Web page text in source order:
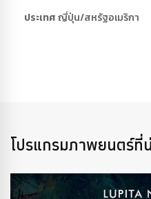
ประเทศญี่ปุ่น/สหรัฐอเมริกา
โปรแกรมภาพยนตร์ที่